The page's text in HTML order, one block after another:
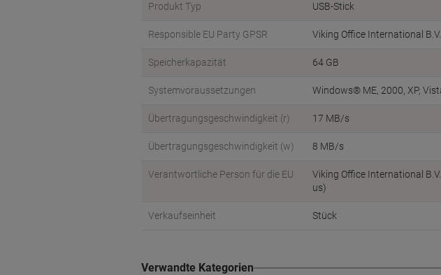
Produkt Typ USB-Stick
Responsible EU Party GPSR Viking Office International B.V.
Speicherkapazität 64 GB
Systemvoraussetzungen Windows® ME, 2000, XP,
Übertragungsgeschwindigkeit (r) 17 MB/s
Übertragungsgeschwindigkeit (w) 8 MB/s
Verantwortliche Person für die EU
Viking Office International
us)
Verkaufseinheit Stück
Verwandte Kategorien